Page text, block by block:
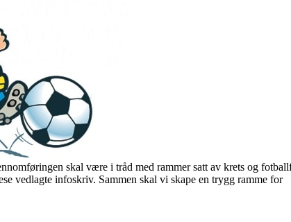
skal være i tråd med rammer satt av krets og
vedlagte infoskriv. Sammen skal vi skape en trygg ramme for